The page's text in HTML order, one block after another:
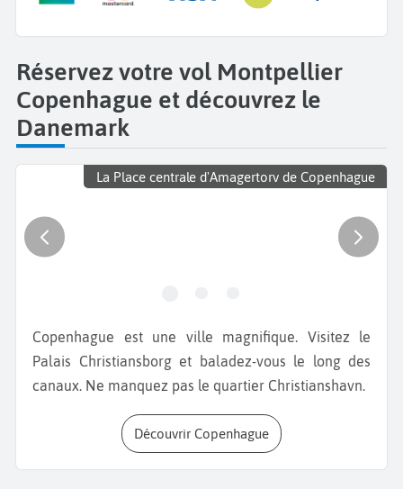
Réservez votre vol Montpellier
Copenhague et découvrez le
Danemark
La Place centrale d'Amagertorv de Copenhague
Copenhague est une ville magnifique. Visitez le
Palais Christiansborg et baladez-vous le long des
canaux. Ne manquez pas le quartier Christianshavn.
Découvrir Copenhague